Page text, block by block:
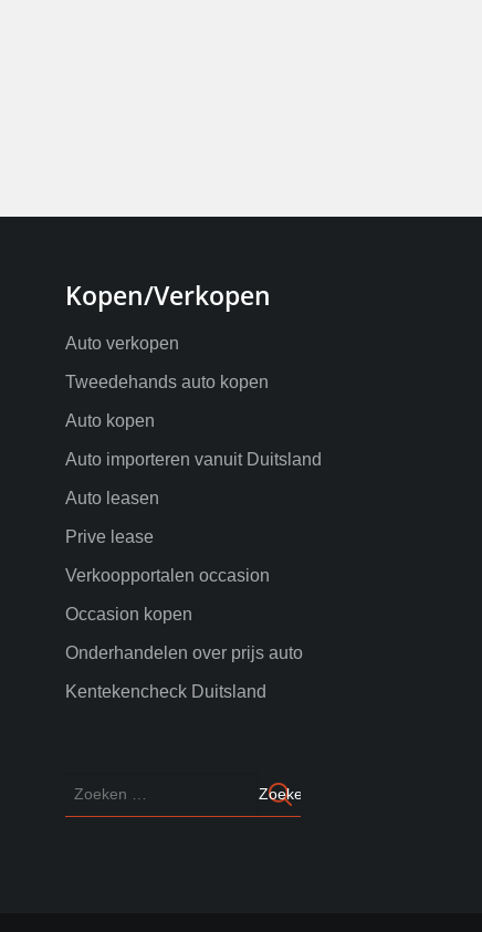
Kopen/Verkopen
Auto verkopen
Tweedehands auto kopen
Auto kopen
Auto importeren vanuit Duitsland
Auto leasen
Prive lease
Verkoopportalen occasion
Occasion kopen
Onderhandelen over prijs auto
Kentekencheck Duitsland